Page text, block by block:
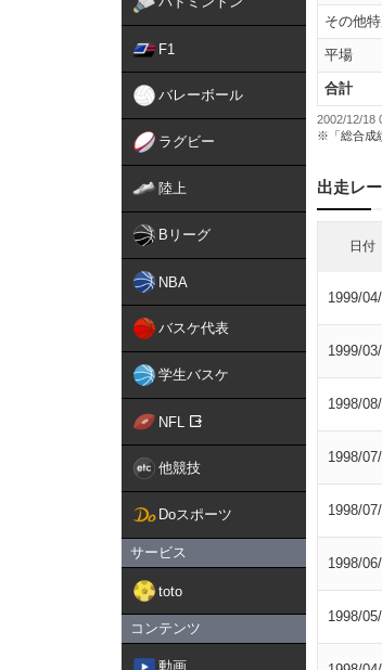
F1
バレーボール
ラグビー
陸上
Bリーグ
NBA
バスケ代表
学生バスケ
NFL
他競技
Doスポーツ
サービス
toto
コンテンツ
動画
その他特
平場
合計
2002/12/18
※「総合成
出走レ
日付
1999/
1999/
1998/
1998/
1998/
1998/
1998/